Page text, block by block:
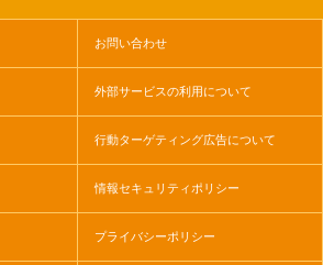
お問い合わせ
外部サービスの利用について
行動ターゲティング広告について
情報セキュリティポリシー
プライバシーポリシー